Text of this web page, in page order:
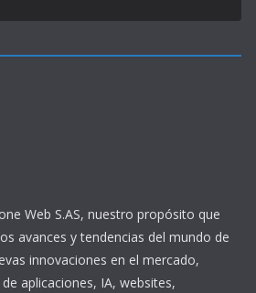
Web S.AS, nuestro propósito que
avances y tendencias del mundo de
innovaciones en el mercado,
aplicaciones, IA, websites,